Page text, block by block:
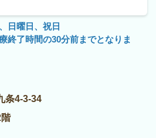
日曜日、祝日
終了時間の30分前までとなりま
条4-3-34